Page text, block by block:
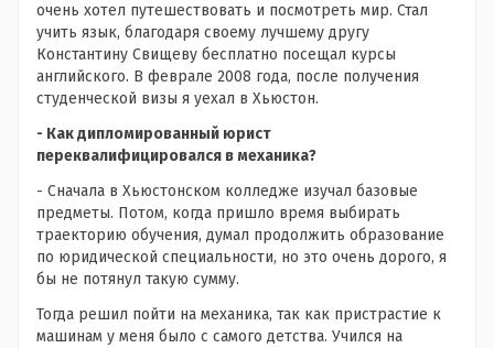
очень хотел путешествовать и посмотреть мир. Стал
учить язык, благодаря своему лучшему другу
Константину Свищеву бесплатно посещал курсы
английского. В феврале 2008 года, после получения
студенческой визы я уехал в Хьюстон.
- Как дипломированный юрист
переквалифицировался в механика?
- Сначала в Хьюстонском колледже изучал базовые
предметы. Потом, когда пришло время выбирать
траекторию обучения, думал продолжить образование
по юридической специальности, но это очень дорого, я
бы не потянул такую сумму.
Тогда решил пойти на механика, так как пристрастие к
машинам у меня было с самого детства. Учился на